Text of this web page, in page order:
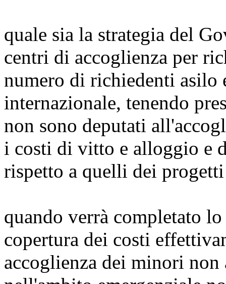
quale sia la strategia del
centri di accoglienza per
numero di richiedenti
internazionale, tenendo
non sono deputati
i costi di vitto e alloggio e
rispetto a quelli dei
quando verrà completato
copertura dei costi
accoglienza dei minori non